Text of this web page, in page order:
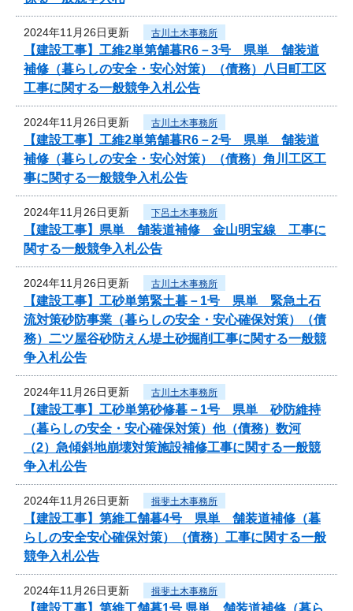
2024年11月26日更新 古川土木事務所
【建設工事】工維2単第舗暮R6－3号 県単 舗装道
補修（暮らしの安全・安心対策）（債務）八日町工区
工事に関する一般競争入札公告
2024年11月26日更新 古川土木事務所
【建設工事】工維2単第舗暮R6－2号 県単 舗装道
補修（暮らしの安全・安心対策）（債務）角川工区工
事に関する一般競争入札公告
2024年11月26日更新 下呂土木事務所
【建設工事】県単 舗装道補修 金山明宝線 工事に
関する一般競争入札公告
2024年11月26日更新 古川土木事務所
【建設工事】工砂単第緊土暮－1号 県単 緊急土石
流対策砂防事業（暮らしの安全・安心確保対策）（債
務）二ツ屋谷砂防えん堤土砂掘削工事に関する一般競
争入札公告
2024年11月26日更新 古川土木事務所
【建設工事】工砂単第砂修暮－1号 県単 砂防維持
（暮らしの安全・安心確保対策）他（債務）数河
（2）急傾斜地崩壊対策施設補修工事に関する一般競
争入札公告
2024年11月26日更新 揖斐土木事務所
【建設工事】第維工舗暮4号 県単 舗装道補修（暮
らしの安全安心確保対策）（債務）工事に関する一般
競争入札公告
2024年11月26日更新 揖斐土木事務所
【建設工事】第維工舗暮1号 県単 舗装道補修（暮ら